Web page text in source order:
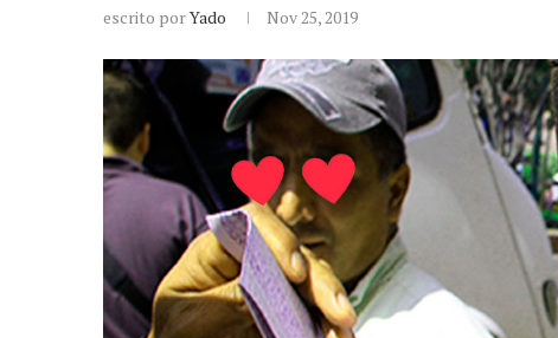
escrito porYado Nov 25, 2019